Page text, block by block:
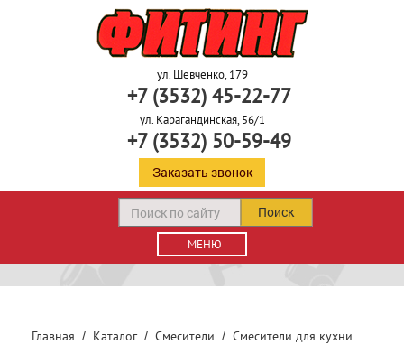
ул. Шевченко, 179
+7 (3532) 45-22-77
ул. Карагандинская, 56/1
+7 (3532) 50-59-49
Заказать звонок
МЕНЮ
Поиск
Главная Каталог Смесители
Смесители для кухни